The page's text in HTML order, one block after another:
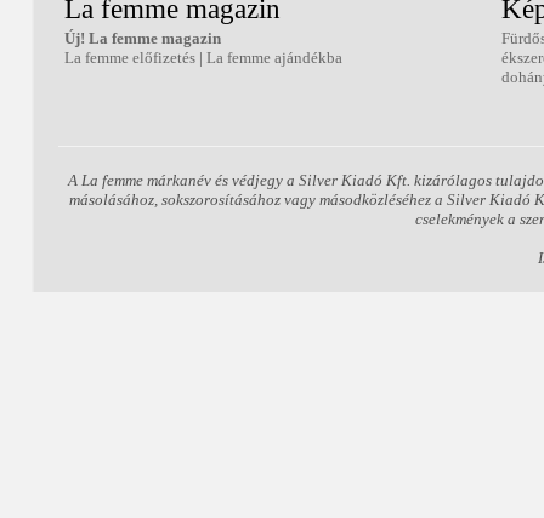
La femme magazin
Új! La femme magazin
La femme előfizetés | La femme ajándékba
A La femme márkanév és védjegy a Silver Kiadó Kft. kizárólagos
másolásához, sokszorosításához vagy másodközléséhez a Silver
cselekmények a